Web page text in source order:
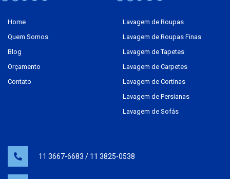
Home
Quem Somos
Blog
Orçamento
Contato
Lavagem de Roupas
Lavagem de Roupas Finas
Lavagem de Tapetes
Lavagem de Carpetes
Lavagem de Cortinas
Lavagem de Persianas
Lavagem de Sofás
11 3667-6683 / 11 3825-0538